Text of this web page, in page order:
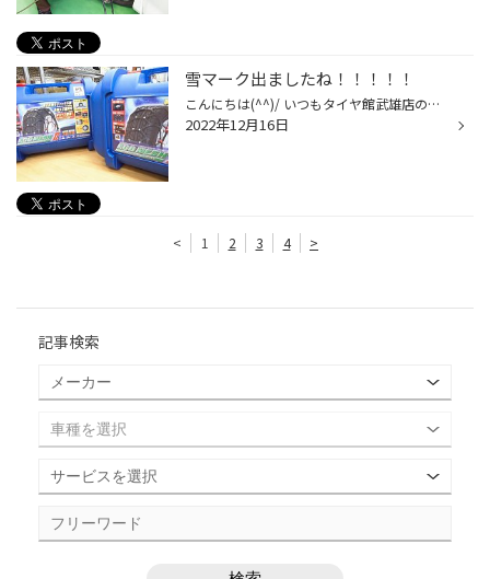
雪マーク出ましたね！！！！！
こんにちは(^^)/ いつもタイヤ館武雄店のWEBをご覧いただき ありがとうございます。 いよいよ雪マーク発見しました(>_<)(気象庁HPより) なんか寒さをさらに感じた私です！！！！ タイヤ館武雄店ではスタッドレスタイヤ(冬タイヤ)はもちろん チェーンもお取り扱いしております。 今年から新たに布製...
2022年12月16日
< 1 2 3 4 >
記事検索